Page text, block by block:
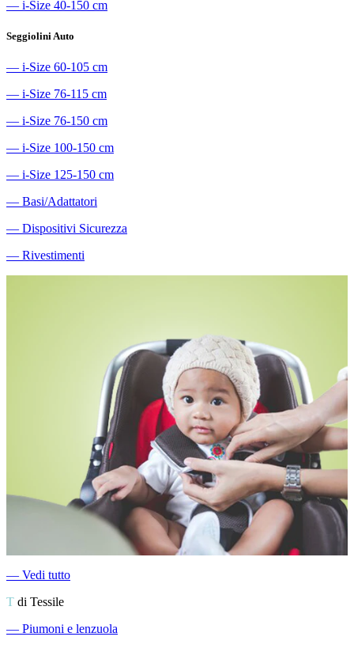
― i-Size 40-150 cm
Seggiolini Auto
― i-Size 60-105 cm
― i-Size 76-115 cm
― i-Size 76-150 cm
― i-Size 100-150 cm
― i-Size 125-150 cm
― Basi/Adattatori
― Dispositivi Sicurezza
― Rivestimenti
― Vedi tutto
T di Tessile
― Piumoni e lenzuola